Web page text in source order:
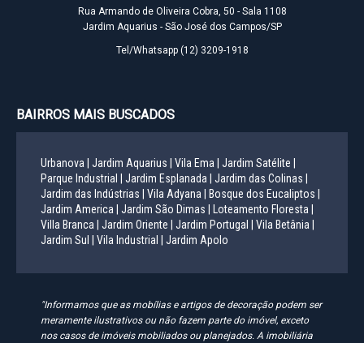
Rua Armando de Oliveira Cobra, 50 - Sala 1108
Jardim Aquarius - São José dos Campos/SP
Tel/Whatsapp (12) 3209-1918
BAIRROS MAIS BUSCADOS
Urbanova | Jardim Aquarius | Vila Ema |
Jardim Satélite |
Parque Industrial |
Jardim Esplanada |
Jardim das Colinas |
Jardim das Indústrias |
Vila Adyana |
Bosque dos Eucaliptos |
Jardim America |
Jardim São Dimas |
Loteamento Floresta |
Villa Branca |
Jardim Oriente | Jardim Portugal |
Vila Betânia |
Jardim Sul |
Vila Industrial | Jardim Apolo
"Informamos que as mobílias e artigos de decoração podem ser
meramente ilustrativos ou não fazem parte do imóvel, exceto
nos casos de imóveis mobiliados ou planejados. A imobiliária